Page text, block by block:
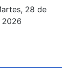
28 de
2026